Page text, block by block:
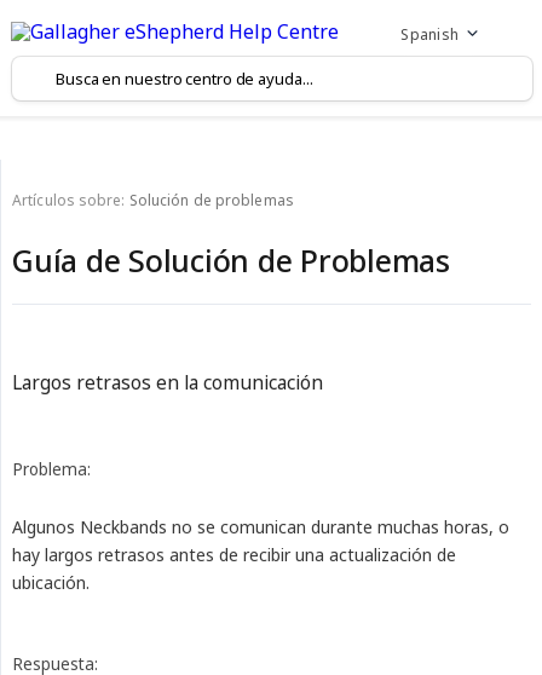
Spanish
Artículos sobre: Solución de problemas
Guía de Solución de Problemas
Largos retrasos en la comunicación
Problema:
Algunos Neckbands no se comunican durante muchas horas, o
hay largos retrasos antes de recibir una actualización de
ubicación.
Respuesta: